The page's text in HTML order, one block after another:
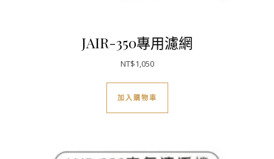
JAIR-350專用濾網
NT$1,050
加入購物車